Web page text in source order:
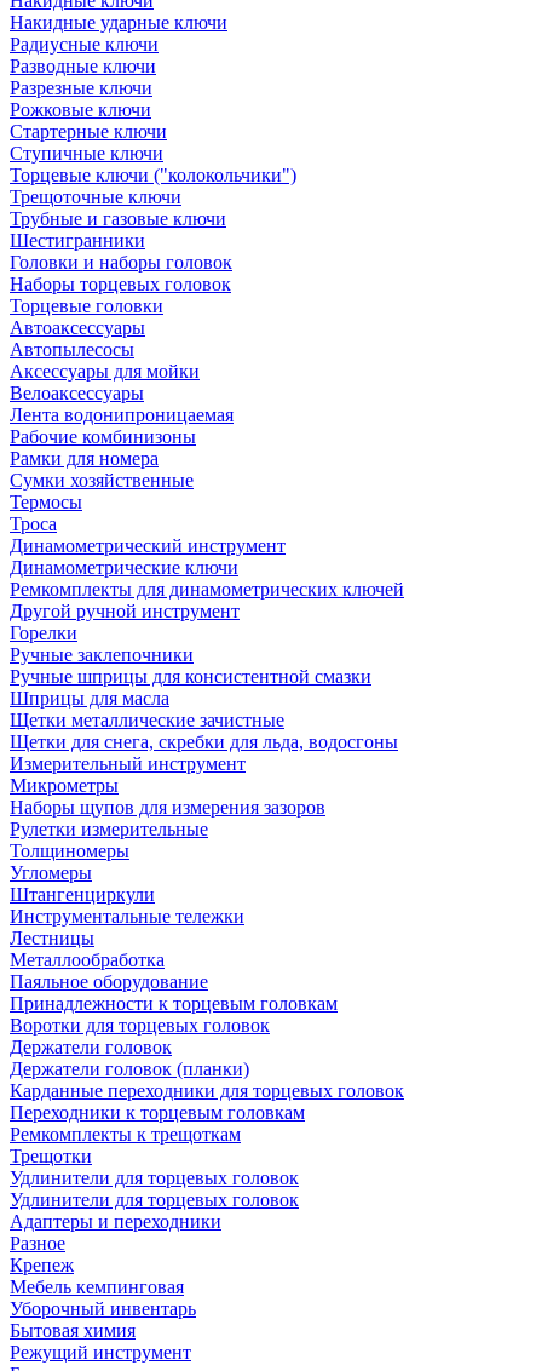
Накидные ударные ключи
Радиусные ключи
Разводные ключи
Разрезные ключи
Рожковые ключи
Стартерные ключи
Ступичные ключи
Торцевые ключи ("колокольчики")
Трещоточные ключи
Трубные и газовые ключи
Шестигранники
Головки и наборы головок
Наборы торцевых головок
Торцевые головки
Автоаксессуары
Автопылесосы
Аксессуары для мойки
Велоаксессуары
Лента водонипроницаемая
Рабочие комбинизоны
Рамки для номера
Сумки хозяйственные
Термосы
Троса
Динамометрический инструмент
Динамометрические ключи
Ремкомплекты для динамометрических ключей
Другой ручной инструмент
Горелки
Ручные заклепочники
Ручные шприцы для консистентной смазки
Шприцы для масла
Щетки металлические зачистные
Щетки для снега, скребки для льда, водосгоны
Измерительный инструмент
Микрометры
Наборы щупов для измерения зазоров
Рулетки измерительные
Толщиномеры
Угломеры
Штангенциркули
Инструментальные тележки
Лестницы
Металлообработка
Паяльное оборудование
Принадлежности к торцевым головкам
Воротки для торцевых головок
Держатели головок
Держатели головок (планки)
Карданные переходники для торцевых головок
Переходники к торцевым головкам
Ремкомплекты к трещоткам
Трещотки
Удлинители для торцевых головок
Удлинители для торцевых головок
Адаптеры и переходники
Разное
Крепеж
Мебель кемпинговая
Уборочный инвентарь
Бытовая химия
Режущий инструмент